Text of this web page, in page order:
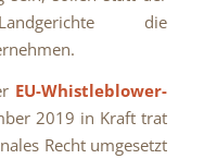
die
EU-Whistleblower-
2019 in Kraft trat
Recht umgesetzt